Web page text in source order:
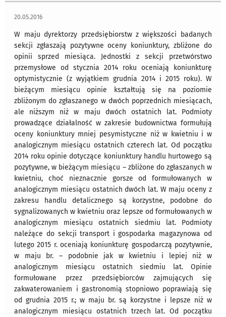
20.05.2016
W maju dyrektorzy przedsiębiorstw z większości badanych
sekcji zgłaszają pozytywne oceny koniunktury, zbliżone do
opinii sprzed miesiąca. Jednostki z sekcji przetwórstwo
przemysłowe od stycznia 2014 roku oceniają koniunkturę
optymistycznie (z wyjątkiem grudnia 2014 i 2015 roku). W
bieżącym miesiącu opinie kształtują się na poziomie
zbliżonym do zgłaszanego w dwóch poprzednich miesiącach,
ale niższym niż w maju dwóch ostatnich lat. Podmioty
prowadzące działalność w zakresie budownictwa formułują
oceny koniunktury mniej pesymistyczne niż w kwietniu i w
analogicznym miesiącu ostatnich czterech lat. Od początku
2014 roku opinie dotyczące koniunktury handlu hurtowego są
pozytywne, w bieżącym miesiącu – zbliżone do zgłaszanych w
kwietniu, choć nieznacznie gorsze od formułowanych w
analogicznym miesiącu ostatnich dwóch lat. W maju oceny z
zakresu handlu detalicznego są korzystne, podobne do
sygnalizowanych w kwietniu oraz lepsze od formułowanych w
analogicznym miesiącu ostatnich siedmiu lat. Podmioty
należące do sekcji transport i gospodarka magazynowa od
lutego 2015 r. oceniają koniunkturę gospodarczą pozytywnie,
w maju br. – podobnie jak w kwietniu i lepiej niż w
analogicznym miesiącu ostatnich siedmiu lat. Opinie
formułowane przez przedsiębiorców zajmujących się
zakwaterowaniem i gastronomią stopniowo poprawiają się
od grudnia 2015 r.; w maju br. są korzystne i lepsze niż w
analogicznym miesiącu ostatnich trzech lat. Od początku